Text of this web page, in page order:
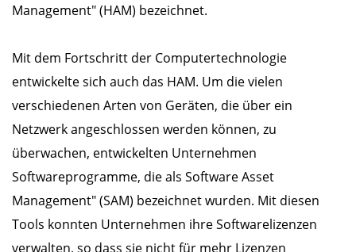
Management" (HAM) bezeichnet.
Mit dem Fortschritt der Computertechnologie
entwickelte sich auch das HAM. Um die vielen
verschiedenen Arten von Geräten, die über ein
Netzwerk angeschlossen werden können, zu
überwachen, entwickelten Unternehmen
Softwareprogramme, die als Software Asset
Management" (SAM) bezeichnet wurden. Mit diesen
Tools konnten Unternehmen ihre Softwarelizenzen
verwalten, so dass sie nicht für mehr Lizenzen